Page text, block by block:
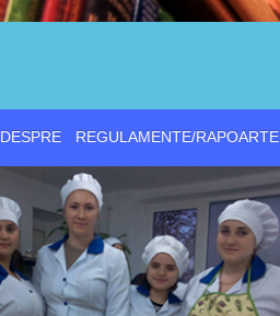
DESPRE REGULAMENTE/RAPOARTE